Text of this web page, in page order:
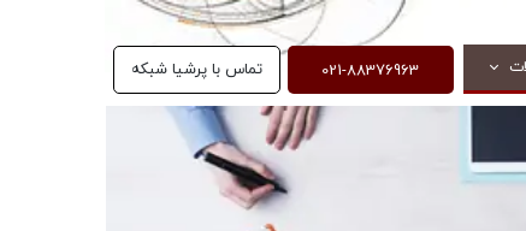
تماس با پرشیا شبکه 021-88376963